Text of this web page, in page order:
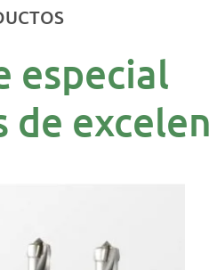
especial
de